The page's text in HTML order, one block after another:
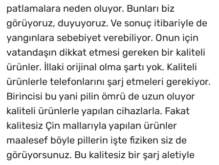
patlamalara neden oluyor. Bunları biz
görüyoruz, duyuyoruz. Ve sonuç itibariyle de
yangınlara sebebiyet verebiliyor. Onun için
vatandaşın dikkat etmesi gereken bir kaliteli
ürünler. İllaki orijinal olma şartı yok. Kaliteli
ürünlerle telefonlarını şarj etmeleri gerekiyor.
Birincisi bu yani pilin ömrü de uzun oluyor
kaliteli ürünlerle yapılan cihazlarla. Fakat
kalitesiz Çin mallarıyla yapılan ürünler
maalesef böyle pillerin işte fiziken siz de
görüyorsunuz. Bu kalitesiz bir şarj aletiyle